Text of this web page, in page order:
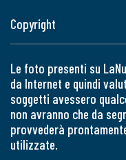
Copyright
Le foto presenti su
da Internet e quindi
soggetti avessero
non avranno che da
provvederà
utilizzate.